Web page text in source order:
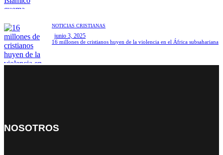
NOTICIAS CRISTIANAS
junio 3, 2025
16 millones de cristianos huyen de la violencia en el África subsahariana
NOSOTROS